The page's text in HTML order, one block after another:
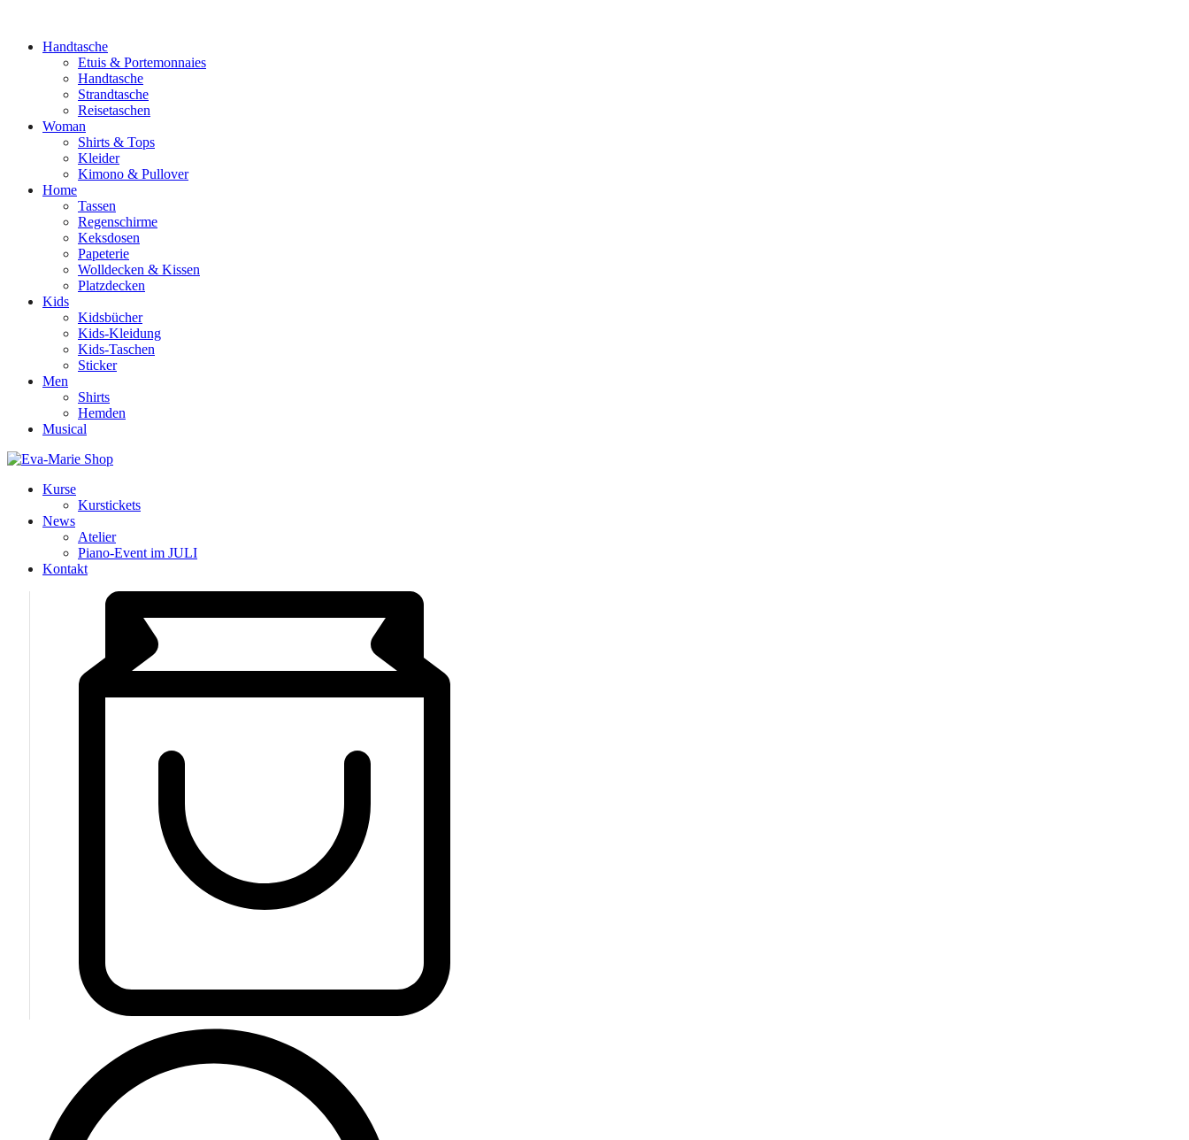
Handtasche
Etuis & Portemonnaies
Handtasche
Strandtasche
Reisetaschen
Woman
Shirts & Tops
Kleider
Kimono & Pullover
Home
Tassen
Regenschirme
Keksdosen
Papeterie
Wolldecken & Kissen
Platzdecken
Kids
Kidsbücher
Kids-Kleidung
Kids-Taschen
Sticker
Men
Shirts
Hemden
Musical
Kurse
Kurstickets
News
Atelier
Piano-Event im JULI
Kontakt